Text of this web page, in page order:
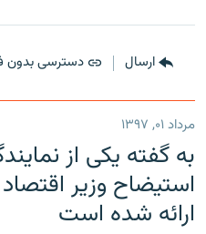
ارسال دسترسی بدون
مرداد ۰۱, ۱۳۹۷
به گفته یکی از
استیضاح وزیر
ارائه شده است